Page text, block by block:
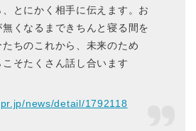
とにかく相手に伝えます。お
くなるまできちんと寝る間を
ちのこれから、未来のため
そたくさん話し合います
news/detail/1792118